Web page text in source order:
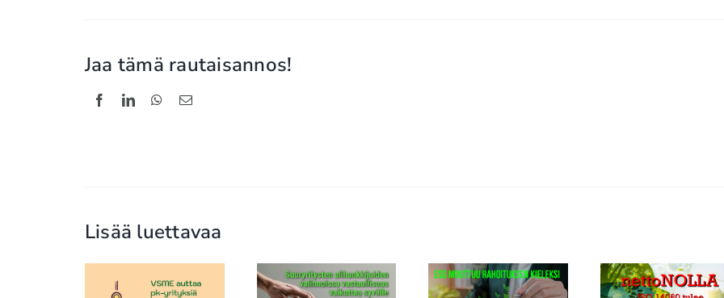
Jaa tämä rautaisannos!
Lisää luettavaa